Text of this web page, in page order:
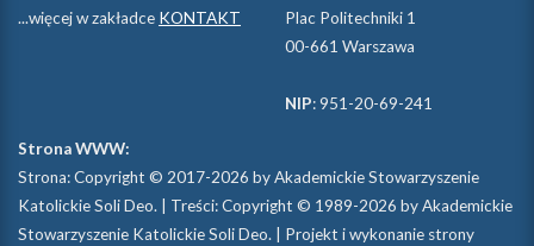
...więcej w zakładce KONTAKT
Plac Politechniki 1
00-661 Warszawa
NIP: 951-20-69-241
Strona WWW:
Strona: Copyright © 2017-2026 by Akademickie Stowarzyszenie
Katolickie Soli Deo. | Treści: Copyright © 1989-2026 by Akademickie
Stowarzyszenie Katolickie Soli Deo. | Projekt i wykonanie strony